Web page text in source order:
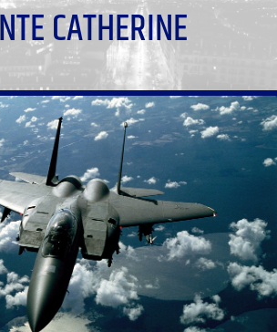
CATHERINE